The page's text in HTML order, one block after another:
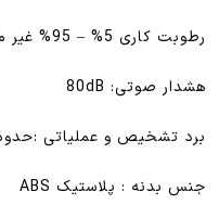
رطوبت کاری 5% – 95% غیر متراکم
هشدار صوتی: 80dB
برد تشخیص و عملیاتی :حدود 20 متر
جنس بدنه : پلاستیک ABS